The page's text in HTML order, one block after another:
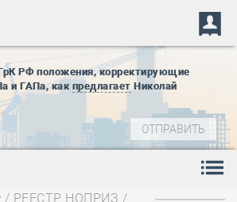
РФ положения, корректирующие
и ГАПа, как предлагает Николай
/ РЕЕСТР НОПРИЗ /